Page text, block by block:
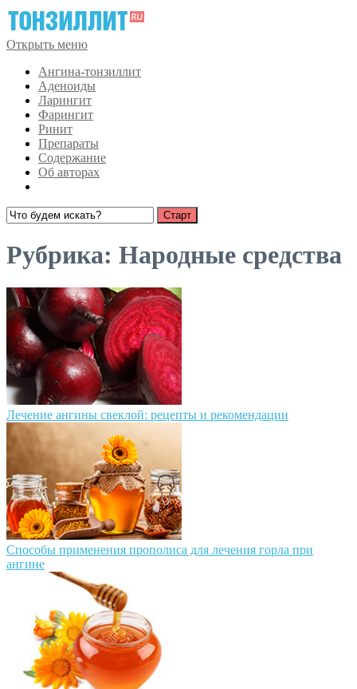
Открыть меню
Ангина-тонзиллит
Аденоиды
Ларингит
Фарингит
Ринит
Препараты
Содержание
Об авторах
Рубрика: Народные средства
Лечение ангины свеклой: рецепты и рекомендации
Способы применения прополиса для лечения горла при
ангине